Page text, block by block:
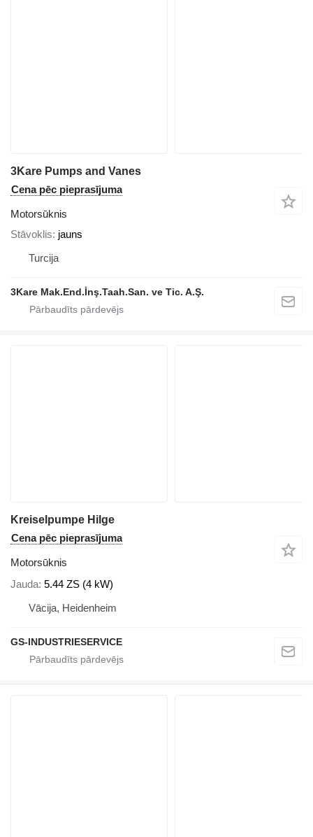
3Kare Pumps and Vanes
Cena pēc pieprasījuma
Motorsūknis
Stāvoklis jauns
Turcija
3Kare Mak.End.İnş.Taah.San. ve Tic. A.Ş.
Kreiselpumpe Hilge
Cena pēc pieprasījuma
Motorsūknis
Jauda 5.44 ZS (4 kW)
Vācija, Heidenheim
GS-INDUSTRIESERVICE